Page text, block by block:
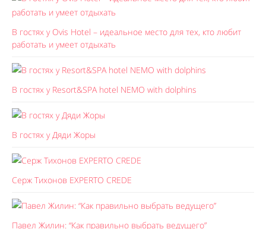
В гостях у Ovis Hotel – идеальное место для тех, кто любит
работать и умеет отдыхать
В гостях у Resort&SPA hotel NEMO with dolphins
В гостях у Дяди Жоры
Серж Тихонов EXPERTO CREDE
Павел Жилин: “Как правильно выбрать ведущего”